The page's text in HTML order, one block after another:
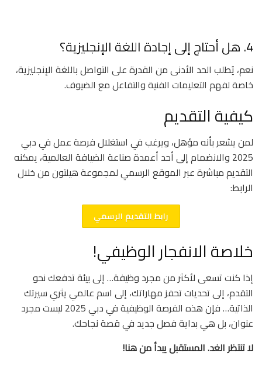
4. هل أحتاج إلى إجادة اللغة الإنجليزية؟
نعم، يُطلب الحد الأدنى من القدرة على التواصل باللغة الإنجليزية،
خاصة لفهم التعليمات الفنية والتفاعل مع الضيوف.
كيفية التقديم
لمن يشعر بأنه مؤهل، ويرغب في استغلال فرصة عمل في دبي
2025 والانضمام إلى أحد أعمدة صناعة الضيافة العالمية، يمكنه
التقديم مباشرة عبر الموقع الرسمي لمجموعة هيلتون من خلال
الرابط:
رابط التقديم الرسمي
خلاصة الانفجار الوظيفي!
إذا كنت تسعى لأكثر من مجرد وظيفة… إلى بيئة تدفعك نحو
التقدم، إلى تحديات تحفز مهاراتك، إلى اسم عالمي يثري سيرتك
الذاتية… فإن هذه الفرصة الوظيفية في دبي 2025 ليست مجرد
عنوان، بل هي بداية فصل جديد في قصة نجاحك.
لا تنتظر الغد. المستقبل يبدأ من هنا!